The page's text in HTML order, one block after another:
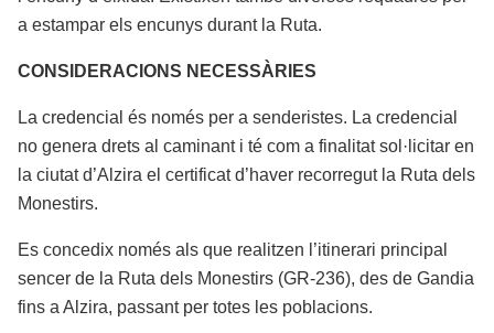
a estampar els encunys durant la Ruta.
CONSIDERACIONS NECESSÀRIES
La credencial és només per a senderistes. La credencial
no genera drets al caminant i té com a finalitat sol·licitar en
la ciutat d’Alzira el certificat d’haver recorregut la Ruta dels
Monestirs.
Es concedix només als que realitzen l’itinerari principal
sencer de la Ruta dels Monestirs (GR-236), des de Gandia
fins a Alzira, passant per totes les poblacions.